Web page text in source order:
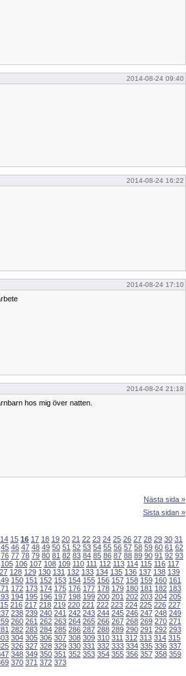
2014-08-24 09:40
2014-08-24 16:22
2014-08-24 17:10
2014-08-24 21:18
hos mig över natten.
Nästa sida »
Sista sidan »
14 15 16 17 18 19 20 21 22 23 24 25 26 27 28 29 30 31
45 46 47 48 49 50 51 52 53 54 55 56 57 58 59 60 61 62
76 77 78 79 80 81 82 83 84 85 86 87 88 89 90 91 92 93
105 106 107 108 109 110 111 112 113 114 115 116 117
128 129 130 131 132 133 134 135 136 137 138 139
150 151 152 153 154 155 156 157 158 159 160 161
172 173 174 175 176 177 178 179 180 181 182 183
194 195 196 197 198 199 200 201 202 203 204 205
216 217 218 219 220 221 222 223 224 225 226 227
238 239 240 241 242 243 244 245 246 247 248 249
260 261 262 263 264 265 266 267 268 269 270 271
282 283 284 285 286 287 288 289 290 291 292 293
304 305 306 307 308 309 310 311 312 313 314 315
326 327 328 329 330 331 332 333 334 335 336 337
348 349 350 351 352 353 354 355 356 357 358 359
370 371 372 373